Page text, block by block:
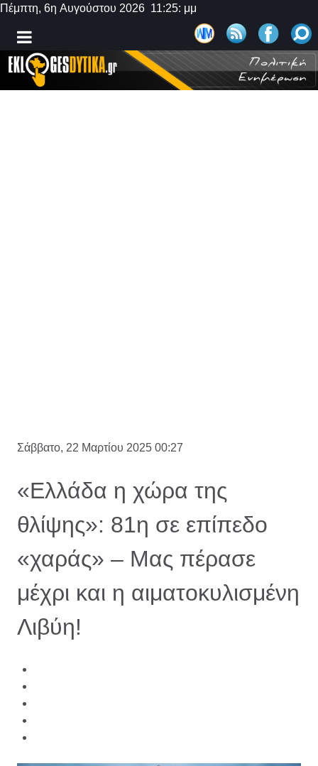
Πέμπτη, 6η Αυγούστου 2026 11:25: μμ
Σάββατο, 22 Μαρτίου 2025 00:27
«Ελλάδα η χώρα της
θλίψης»: 81η σε επίπεδο
«χαράς» – Μας πέρασε
μέχρι και η αιματοκυλισμένη
Λιβύη!